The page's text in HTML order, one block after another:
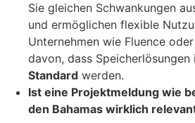
Sie gleichen Schwankungen
und ermöglichen flexible
Unternehmen wie Fluence
davon, dass Speicherlösungen
Standard werden.
Ist eine Projektmeldung wie
den Bahamas wirklich